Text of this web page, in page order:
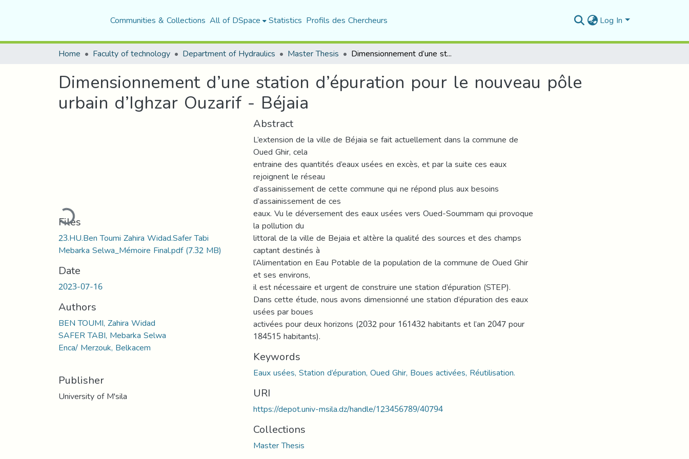
Communities & Collections All of DSpace Statistics Profils des Chercheurs Log In
Home Faculty of technology Department of Hydraulics Master Thesis Dimensionnement d’une station d’épuration pour le nouveau pôle urbain d’Ighzar Ouzarif - Béjaia
Dimensionnement d’une station d’épuration pour le nouveau pôle
urbain d’Ighzar Ouzarif - Béjaia
Loading...
Files
23.HU.Ben Toumi Zahira Widad.Safer Tabi
Mebarka Selwa_Mémoire Final.pdf(7.32 MB)
Date
2023-07-16
Authors
BEN TOUMI, Zahira Widad
SAFER TABI, Mebarka Selwa
Enca/ Merzouk, Belkacem
Publisher
University of M'sila
Abstract
L’extension de la ville de Béjaia se fait actuellement dans la commune de
Oued Ghir, cela
entraine des quantités d’eaux usées en excès, et par la suite ces eaux
rejoignent le réseau
d’assainissement de cette commune qui ne répond plus aux besoins
d’assainissement de ces
eaux. Vu le déversement des eaux usées vers Oued-Soummam qui provoque
la pollution du
littoral de la ville de Bejaia et altère la qualité des sources et des champs
captant destinés à
l’Alimentation en Eau Potable de la population de la commune de Oued Ghir
et ses environs,
il est nécessaire et urgent de construire une station d’épuration (STEP).
Dans cette étude, nous avons dimensionné une station d’épuration des eaux
usées par boues
activées pour deux horizons (2032 pour 161432 habitants et l’an 2047 pour
184515 habitants).
Keywords
Eaux usées, Station d’épuration, Oued Ghir, Boues activées, Réutilisation.
URI
https://depot.univ-msila.dz/handle/123456789/40794
Collections
Master Thesis